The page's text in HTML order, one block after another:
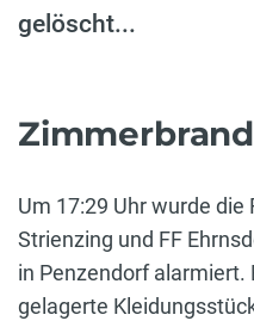
gelöscht...
Um 17:29 Uhr wurde die
Strienzing und FF
in Penzendorf alarmiert.
gelagerte